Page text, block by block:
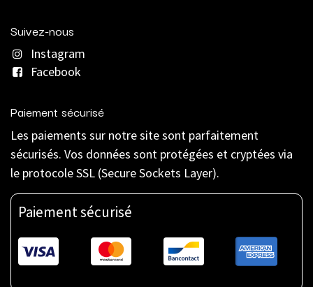
Suivez-nous
Instagram
Facebook
Paiement sécurisé
Les paiements sur notre site sont parfaitement
sécurisés. Vos données sont protégées et cryptées via
le protocole SSL (Secure Sockets Layer).
Paiement sécurisé